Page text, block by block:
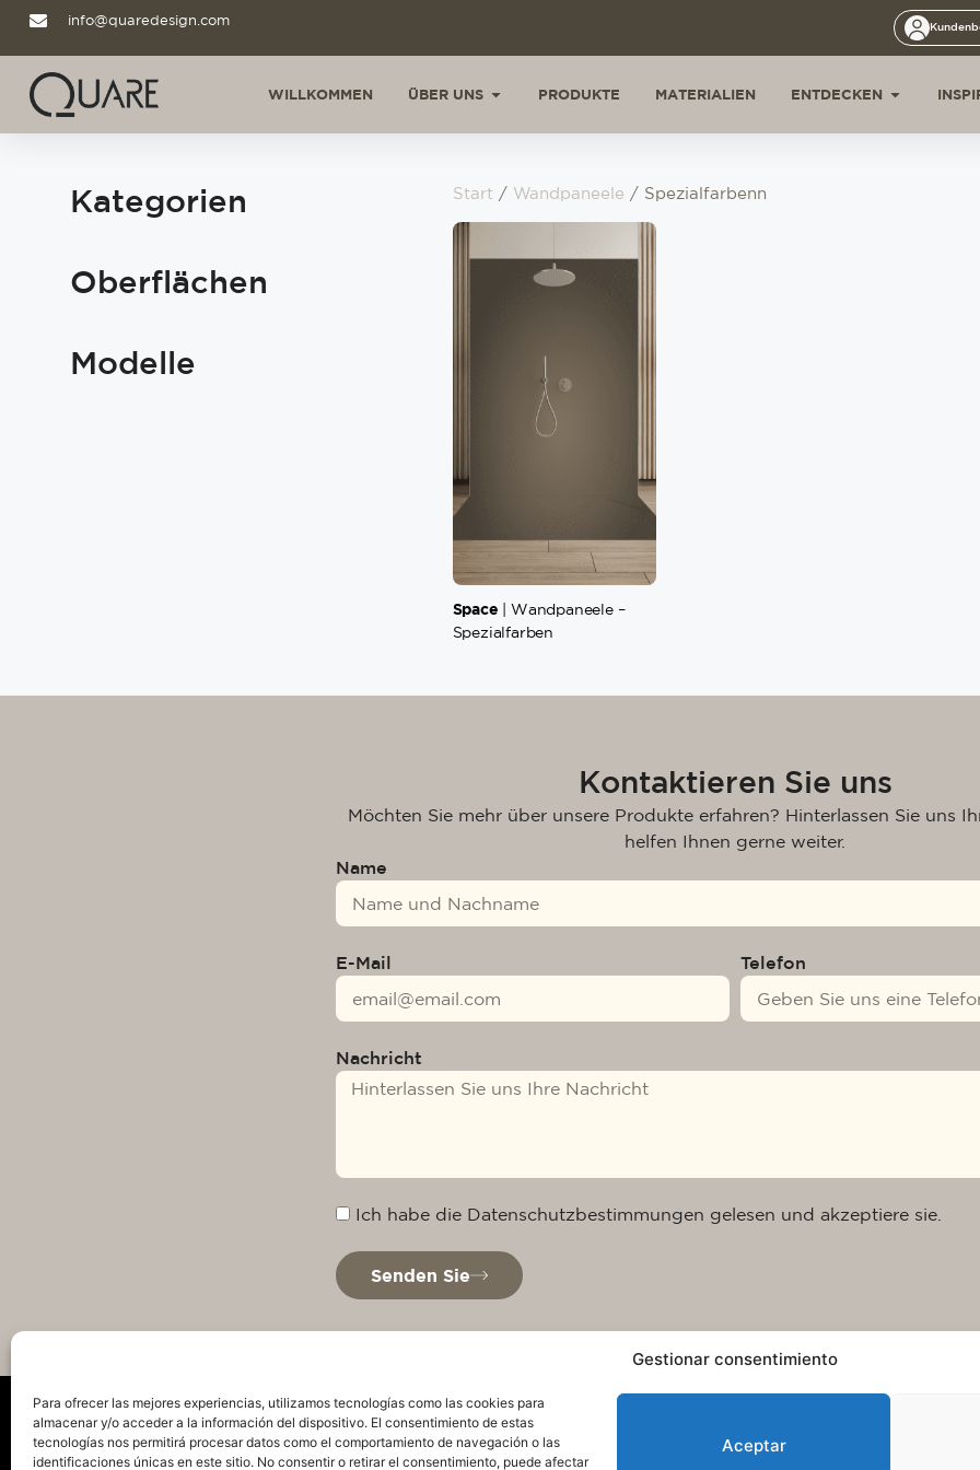
Gestionar consentimiento
Para ofrecer las mejores experiencias, utilizamos tecnologías como las cookies para
almacenar y/o acceder a la información del dispositivo. El consentimiento de estas
tecnologías nos permitirá procesar datos como el comportamiento de navegación o las
identificaciones únicas en este sitio. No consentir o retirar el consentimiento, puede afectar
Aceptar
info@quaredesign.com
WILLKOMMEN ÜBER UNS PRODUKTE MATERIALIEN ENTDECKEN
Kategorien
Oberflächen
Modelle
Start / Wandpaneele / Spezialfarbenn
Space | Wandpaneele –
Spezialfarben
Kontaktieren Sie uns
Möchten Sie mehr über unsere Produkte erfahren? Hinterlassen Sie uns
helfen Ihnen gerne weiter.
Name
E-Mail Telefon
Nachricht
Ich habe die Datenschutzbestimmungen gelesen und akzeptiere sie.
Senden Sie